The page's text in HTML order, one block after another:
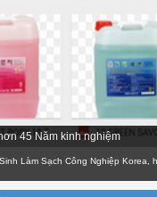
45 Năm kinh nghiệm
Sạch Công Nghiệp Korea, hóa